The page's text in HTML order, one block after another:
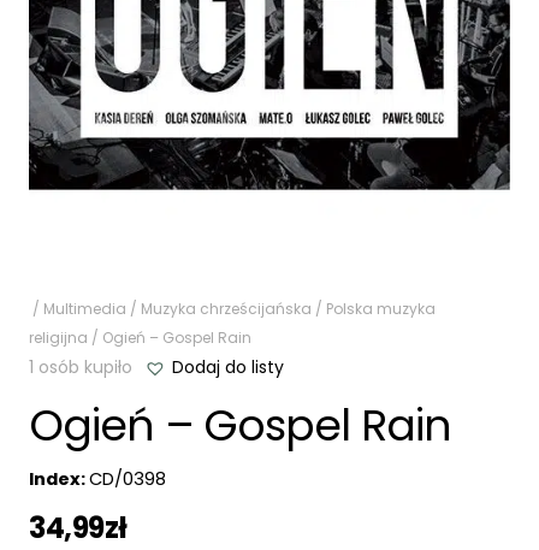
/ Multimedia / Muzyka chrześcijańska / Polska muzyka
religijna / Ogień – Gospel Rain
1 osób kupiło Dodaj do listy
Ogień – Gospel Rain
Index:CD/0398
34,99zł